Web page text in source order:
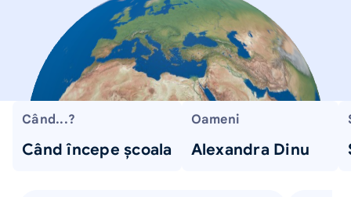
Când...?
Când începe școala
Oameni
Alexandra Dinu